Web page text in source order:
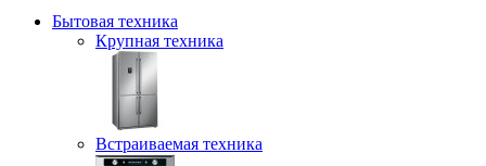
Бытовая техника
Крупная техника
Встраиваемая техника